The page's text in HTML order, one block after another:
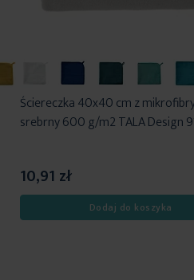
Ściereczka 40x40 cm z
srebrny 600 g/m2 TALA Design
10,91 zł
Dodaj do koszyka